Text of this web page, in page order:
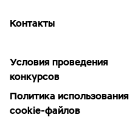
Контакты
Условия проведения
конкурсов
Политика использования
cookie-файлов